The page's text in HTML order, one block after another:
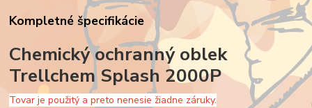
Kompletné špecifikácie
Chemický ochranný oblek
Trellchem Splash 2000P
Tovar je použitý a preto nenesie žiadne záruky.